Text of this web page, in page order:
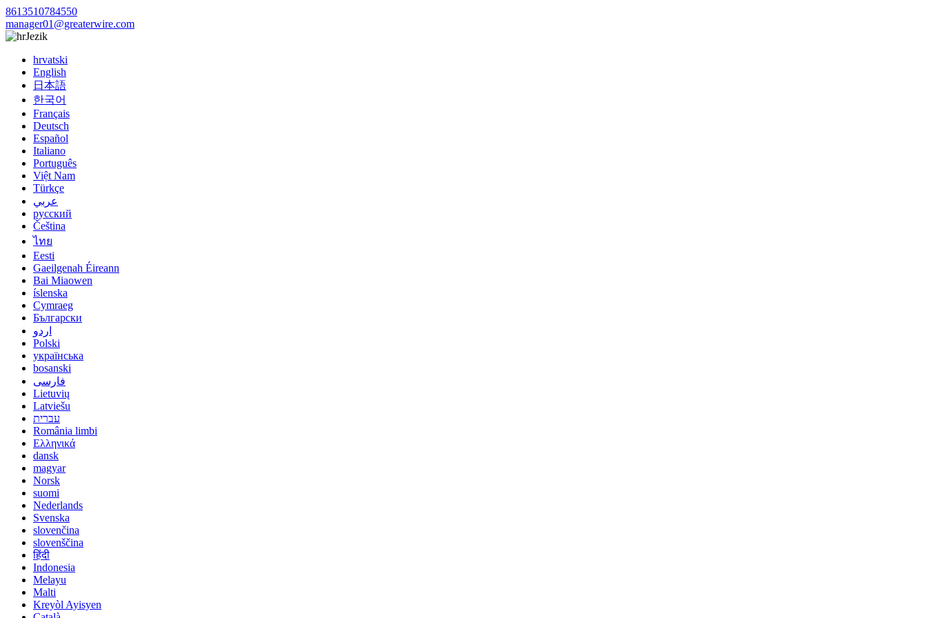
8613510784550
manager01@greaterwire.com
Jezik
hrvatski
English
日本語
한국어
Français
Deutsch
Español
Italiano
Português
Việt Nam
Türkçe
عربي
русский
Čeština
ไทย
Eesti
Gaeilgenah Éireann
Bai Miaowen
íslenska
Cymraeg
Български
اردو
Polski
українська
bosanski
فارسی
Lietuvių
Latviešu
עברית
România limbi
Ελληνικά
dansk
magyar
Norsk
suomi
Nederlands
Svenska
slovenčina
slovenščina
हिंदी
Indonesia
Melayu
Malti
Kreyòl Ayisyen